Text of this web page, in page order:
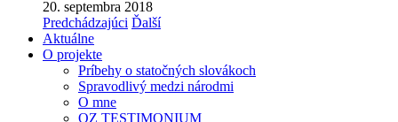
20. septembra 2018
Predchádzajúci Ďalší
Aktuálne
O projekte
Príbehy o statočných slovákoch
Spravodlivý medzi národmi
O mne
OZ TESTIMONIUM